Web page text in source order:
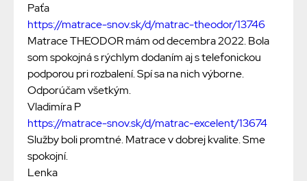
Paťa
https://matrace-snov.sk/d/matrac-theodor/13746
Matrace THEODOR mám od decembra 2022. Bola
som spokojná s rýchlym dodaním aj s telefonickou
podporou pri rozbalení. Spí sa na nich výborne.
Odporúčam všetkým.
Vladimíra P
https://matrace-snov.sk/d/matrac-excelent/13674
Služby boli promtné. Matrace v dobrej kvalite. Sme
spokojní.
Lenka